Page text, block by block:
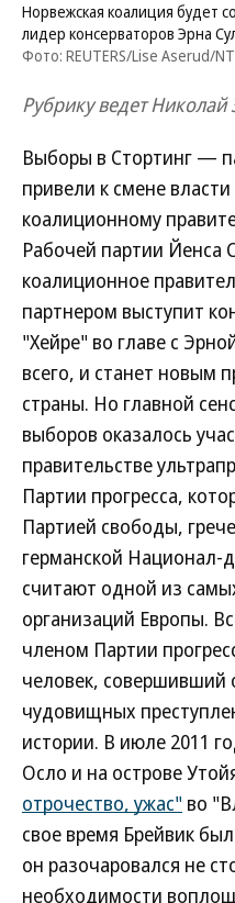
Норвежская коалиция будет
лидер консерваторов Эрна
Фото: REUTERS/Lise Aserud/
Рубрику ведет Николай
Выборы в Стортинг —
привели к смене
коалиционному
Рабочей партии Йенса
коалиционное
партнером выступит
"Хейре" во главе с
всего, и станет новым
страны. Но главной
выборов оказалось
правительстве
Партии прогресса,
Партией свободы,
германской Национал-
считают одной из
организаций Европы.
членом Партии
человек, совершивший
чудовищных
истории. В июле 2011
Осло и на острове
отрочество, ужас" во
свое время Брейвик
он разочаровался не
необходимости